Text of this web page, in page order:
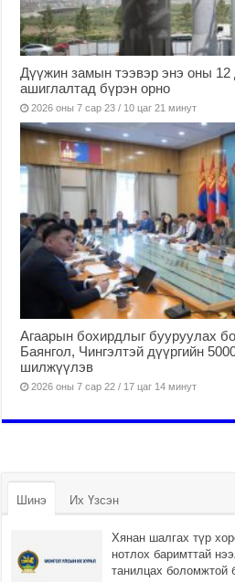
Дүүжин замын тээвэр энэ оны 12
ашиглалтад бүрэн орно
2026 оны 7 сар 23 / 10 цаг 21 минут
Агаарын бохирдлыг бууруулах
Баянгол, Чингэлтэй дүүргийн
шилжүүлэв
2026 оны 7 сар 22 / 17 цаг 14 минут
Шинэ Их Үзсэн
Хянан шалгах түр
нотлох баримттай
танилцах боломжтой